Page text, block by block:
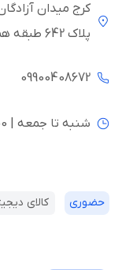
کرج میدان
پلاک 642 طبقه همکف
09900408672
شنبه تا جمعه | 9:00 الی 21:00
حضوری کالای